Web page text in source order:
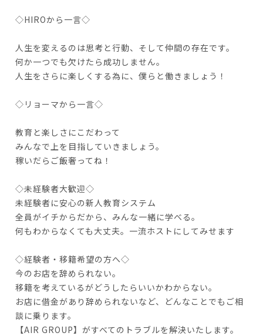
◇HIROから一言◇
人生を変えるのは思考と行動、そして仲間の存在です。
何か一つでも欠けたら成功しません。
人生をさらに楽しくする為に、僕らと働きましょう！
◇リョーマから一言◇
教育と楽しさにこだわって
みんなで上を目指していきましょう。
稼いだらご飯奢ってね！
◇未経験者大歓迎◇
未経験者に安心の新人教育システム
全員がイチからだから、みんな一緒に学べる。
何もわからなくても大丈夫。一流ホストにしてみせます
◇経験者・移籍希望の方へ◇
今のお店を辞められない。
移籍を考えているがどうしたらいいかわからない。
お店に借金があり辞められないなど、どんなことでもご相
談に乗ります。
【AIR GROUP】がすべてのトラブルを解決いたします。